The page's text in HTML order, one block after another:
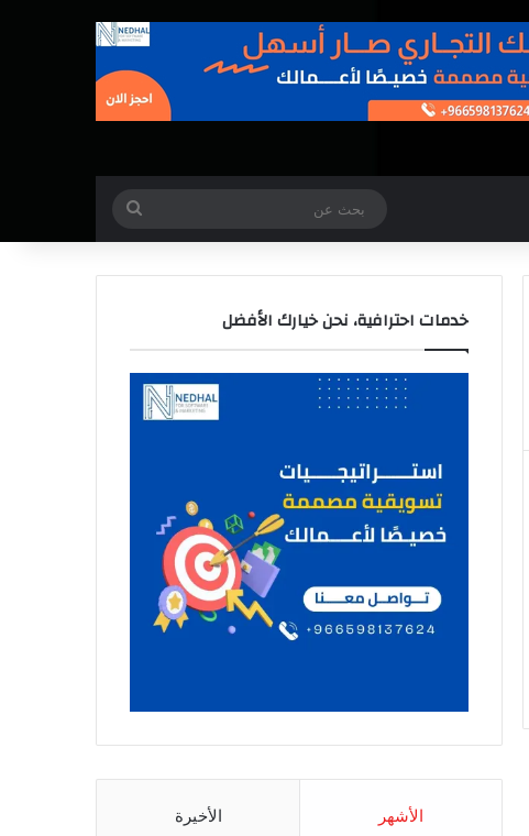
عن
خدمات احترافية، نحن خيارك الأفضل
الأشهر الأخيرة